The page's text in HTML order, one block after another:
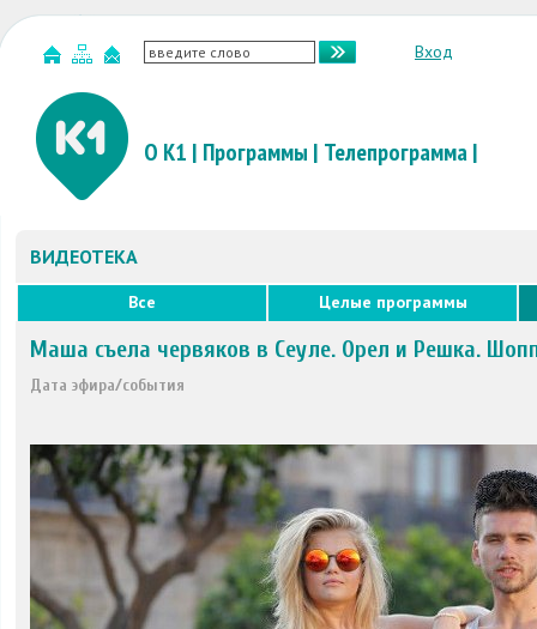
Вход
О К1 | Программы | Телепрограмма|
ВИДЕОТЕКА
Все Целые программы
Маша съела червяков в Сеуле. Орел и Решка.
Дата эфира/события